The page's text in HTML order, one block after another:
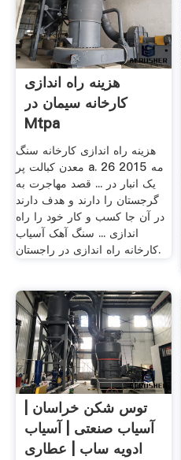
هزینه راه اندازی
کارخانه سیمان در
Mtpa
هزینه راه اندازی کارخانه سنگ
معدن کبالت پر a. 26 مه 2015
یک انبار در ... قصد مهاجرت به
گرجستان را دارند و هدف دارند
در آن جا کسب و کار خود را راه
اندازی ... سنگ آهک آسیاب
کارخانه راه اندازی در راجستان.
توس شکن خراسان |
آسیاب صنعتی | آسیاب
ادویه ساب | عطاری